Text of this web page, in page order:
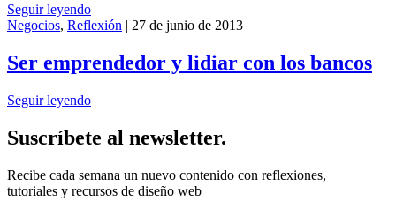
Seguir leyendo
Negocios, Reflexión | 27 de junio de 2013
Ser emprendedor y lidiar con los bancos
Seguir leyendo
Suscríbete al newsletter.
Recibe cada semana un nuevo contenido con reflexiones,
tutoriales y recursos de diseño web